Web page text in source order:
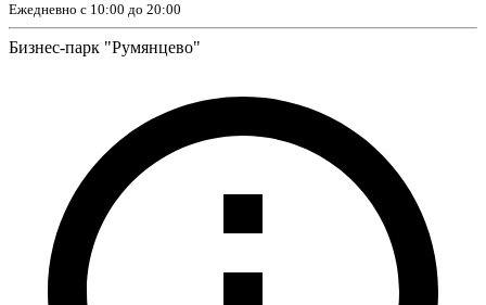
Ежедневно с 10:00 до 20:00
Бизнес-парк "Румянцево"